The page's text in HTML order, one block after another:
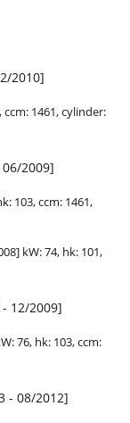
2010]
ccm: 1461, cylinder:
2009]
103, ccm: 1461,
kW: 74, hk: 101,
12/2009]
76, hk: 103, ccm:
- 08/2012]